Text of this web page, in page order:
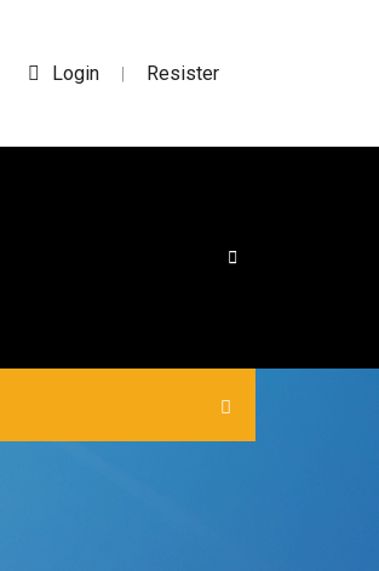
Login | Resister